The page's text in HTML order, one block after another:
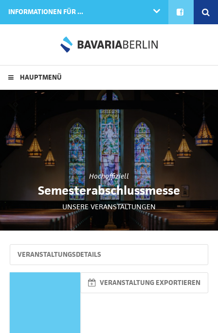
INFORMATIONEN FÜR ... FACEBOOK
HAUPTMENÜ
Hochoffiziell
Semesterabschlussmesse
UNSERE VERANSTALTUNGEN
VERANSTALTUNGSDETAILS
VERANSTALTUNG EXPORTIEREN